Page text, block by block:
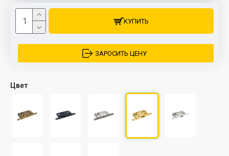
Цвет
КУПИТЬ
ЗАРОСИТЬ ЦЕНУ